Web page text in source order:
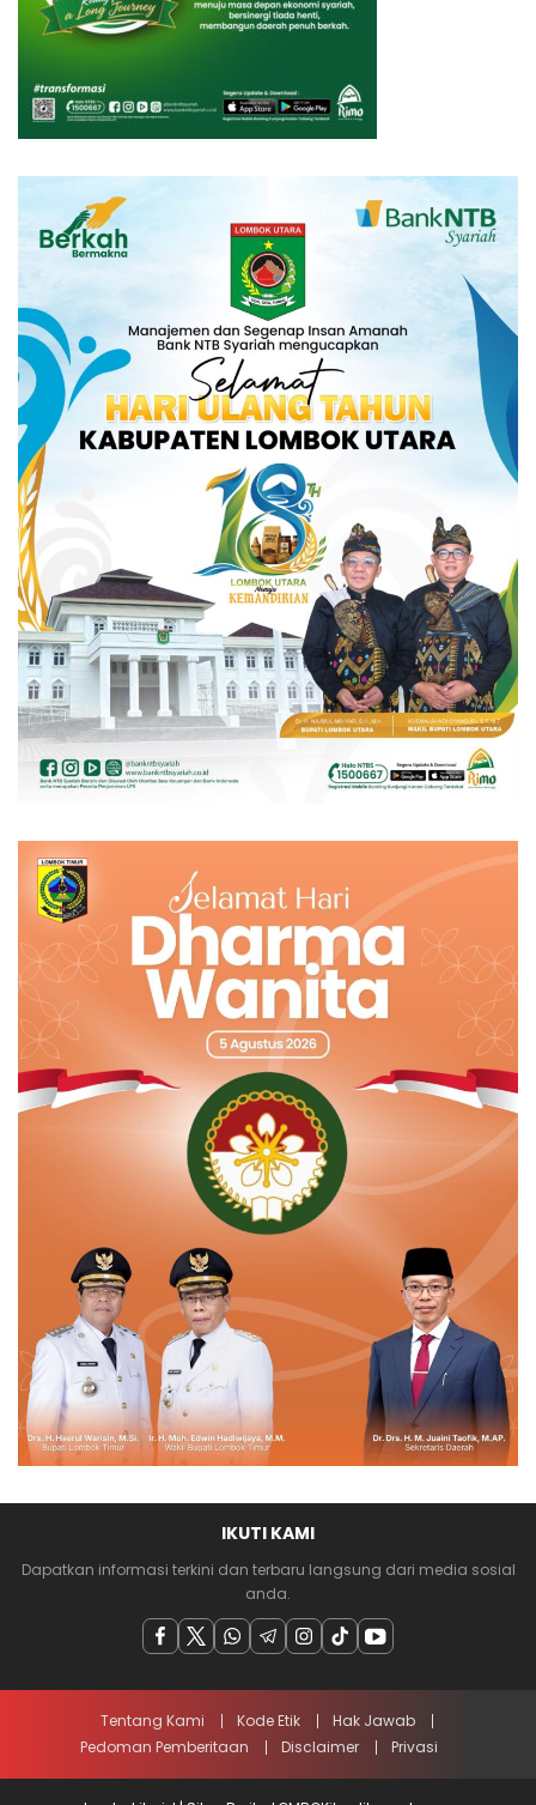
IKUTI KAMI
Dapatkan informasi terkini dan terbaru langsung dari media sosial
anda.
Tentang Kami Kode Etik
Hak Jawab
Pedoman Pemberitaan
Disclaimer Privasi